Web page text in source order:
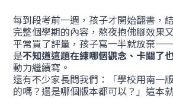
每到段考前一週，孩子才開始翻書，
完整個學期的內容，熬夜抱佛腳效果
平常買了評量，孩子寫一半就放棄
是不知道這題在練哪個觀念、卡關了
動力繼續寫。
還有不少家長問我們：「學校用南一
的嗎？還是哪個版本都可以？」這本